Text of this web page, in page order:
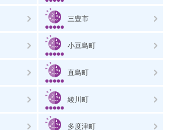
三豊市
小豆島町
直島町
綾川町
多度津町